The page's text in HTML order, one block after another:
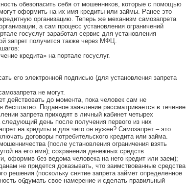
обезопасить себя от мошенников, которые с помощью
оформить на их имя кредиты или займы. Ранее это
организацию. Теперь же механизм самозапрета
а сам процесс установления ограничений
госуслуг заработал сервис для установления
запрет получится также через МФЦ.
кредита» на портале госуслуг.
его электронной подписью (для установления запрета
не могут.
действовать до момента, пока человек сам не
бесплатно. Поданное заявление рассматривается в течение
запрета приходят в личный кабинет четырех
день после получения первого из них
на кредиты и для чего он нужен? Самозапрет – это
договоры потребительского кредита или займа.
(после установления ограничения взять
на его имя); сохранения денежных средств
оформив без ведома человека на него кредит или заем);
не придется доказывать, что заимствованные средства
решения (поскольку снятие запрета займет определенное
обдумать свое намерение и сделать правильный